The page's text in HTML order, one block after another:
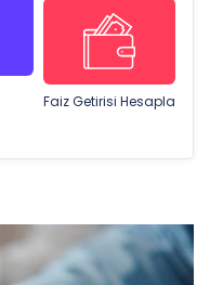
Faiz Getirisi Hesapla